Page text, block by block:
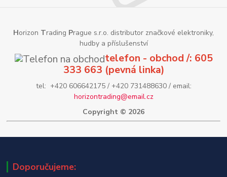
Horizon Trading Prague s.r.o. distributor značkové elektroniky,
hudby a příslušenství
telefon - obchod /: 605
333 663 (pevná linka)
tel: +420 606642175 / +420 731488630 / email:
horizontrading@email.cz
Copyright © 2026
Doporučujeme: